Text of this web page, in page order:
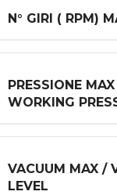
N° GIRI ( RPM)
PRESSIONE
WORKING
VACUUM MAX /
LEVEL